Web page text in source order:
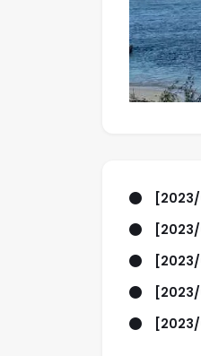
[2023/
[2023/
[2023/
[2023/
[2023/